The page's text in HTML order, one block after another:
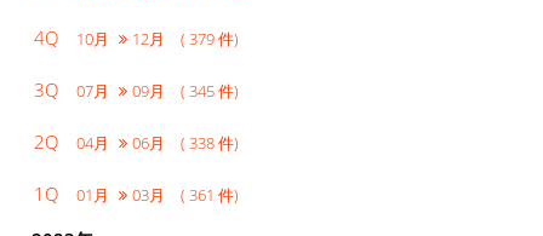
4Q 10月 12月 ( 379 件)
3Q 07月 09月 ( 345 件)
2Q 04月 06月 ( 338 件)
1Q 01月 03月 ( 361 件)